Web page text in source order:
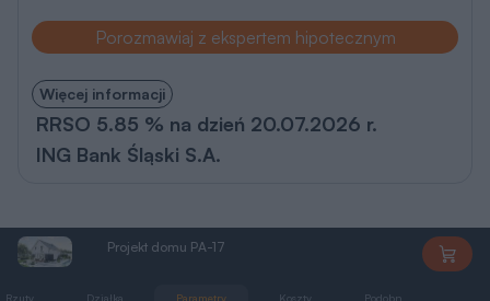
Porozmawiaj z ekspertem hipotecznym
Więcej informacji
RRSO 5.85 % na dzień 20.07.2026 r.
ING Bank Śląski S.A.
Projekt domu PA-17
Rzuty Działka Parametry Koszty Podobne